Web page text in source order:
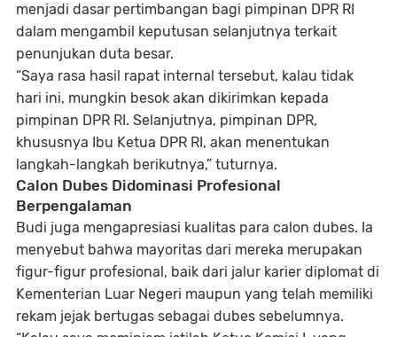
menjadi dasar pertimbangan bagi pimpinan DPR RI
dalam mengambil keputusan selanjutnya terkait
penunjukan duta besar.
“Saya rasa hasil rapat internal tersebut, kalau tidak
hari ini, mungkin besok akan dikirimkan kepada
pimpinan DPR RI. Selanjutnya, pimpinan DPR,
khususnya Ibu Ketua DPR RI, akan menentukan
langkah-langkah berikutnya,” tuturnya.
Calon Dubes Didominasi Profesional
Berpengalaman
Budi juga mengapresiasi kualitas para calon dubes. Ia
menyebut bahwa mayoritas dari mereka merupakan
figur-figur profesional, baik dari jalur karier diplomat di
Kementerian Luar Negeri maupun yang telah memiliki
rekam jejak bertugas sebagai dubes sebelumnya.